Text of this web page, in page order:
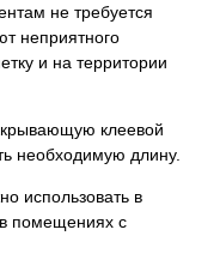
не требуется
неприятного
и на территории
клеевой
необходимую длину.
использовать в
помещениях с